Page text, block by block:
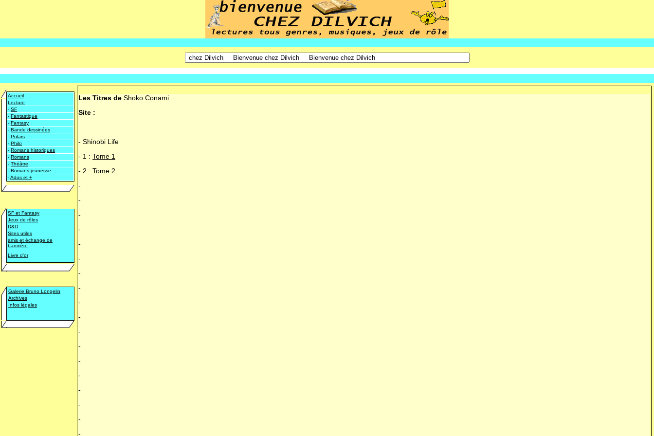
Accueil
Lecture
- SF
- Fantastique
- Fantasy
- Bande dessinées
- Polars
- Philo
- Romans historiques
- Romans
- Théâtre
- Romans jeunesse
-Ados et +
SF et Fantasy
Jeux de rôles
D&D
Sites utiles
amis et échange de
bannière
Livre d'or
Galerie Bruno Longelin
Archives
Infos légales
Les Titres de Shoko Conami
Site :
- Shinobi Life
- 1 : Tome 1
- 2 : Tome 2
-
-
-
-
-
-
-
-
-
-
-
-
-
-
-
-
-
-